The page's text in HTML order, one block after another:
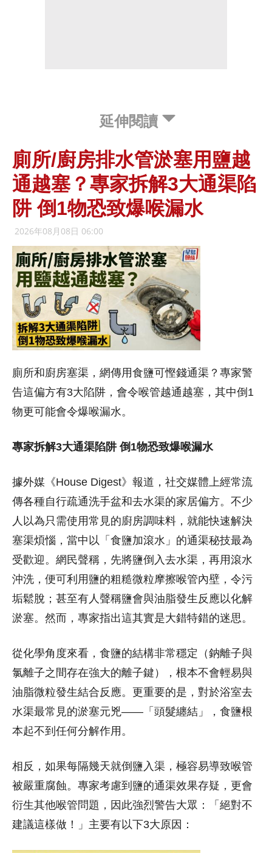
延伸閱讀
廁所/廚房排水管淤塞用鹽越
通越塞？專家拆解3大通渠陷
阱 倒1物恐致爆喉漏水
2026年08月08日 06:00
廁所和廚房塞渠，網傳用食鹽可慳錢通渠？專家警
告這偏方有3大陷阱，會令喉管越通越塞，其中倒1
物更可能會令爆喉漏水。
專家拆解3大通渠陷阱 倒1物恐致爆喉漏水
據外媒《House Digest》報道，社交媒體上經常流
傳各種自行疏通洗手盆和去水渠的家居偏方。不少
人以為只需使用常見的廚房調味料，就能快速解決
塞渠煩惱，當中以「食鹽加滾水」的通渠秘技最為
受歡迎。網民聲稱，先將鹽倒入去水渠，再用滾水
沖洗，便可利用鹽的粗糙微粒摩擦喉管內壁，令污
垢鬆脫；甚至有人聲稱鹽會與油脂發生反應以化解
淤塞。然而，專家指出這其實是大錯特錯的迷思。
從化學角度來看，食鹽的結構非常穩定（鈉離子與
氯離子之間存在強大的離子鍵），根本不會輕易與
油脂微粒發生結合反應。更重要的是，對於浴室去
水渠最常見的淤塞元兇——「頭髮纏結」，食鹽根
本起不到任何分解作用。
相反，如果每隔幾天就倒鹽入渠，極容易導致喉管
被嚴重腐蝕。專家考慮到鹽的通渠效果存疑，更會
衍生其他喉管問題，因此強烈警告大眾：「絕對不
建議這樣做！」主要有以下3大原因：